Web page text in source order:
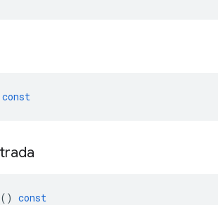
const
() const